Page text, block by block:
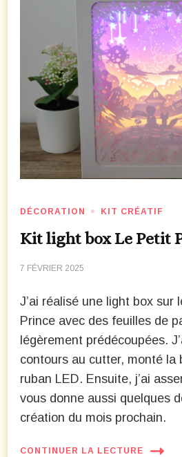
DÉCORATION KIT CRÉATIF
Kit light box Le Petit
7 FÉVRIER 2025
J’ai réalisé une light box sur
Prince avec des feuilles de
légèrement prédécoupées.
contours au cutter, monté la
ruban LED. Ensuite, j’ai
vous donne aussi quelques
création du mois prochain.
CONTINUER LA LECTURE